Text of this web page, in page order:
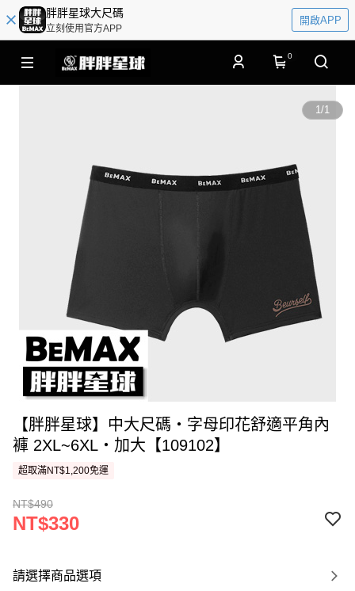
胖胖星球大尺碼
立刻使用官方APP
開啟APP
0
1/1
【胖胖星球】中大尺碼‧字母印花舒適平角內
褲 2XL~6XL‧加大【109102】
超取滿NT$1,200免運
NT$490
NT$330
請選擇商品選項